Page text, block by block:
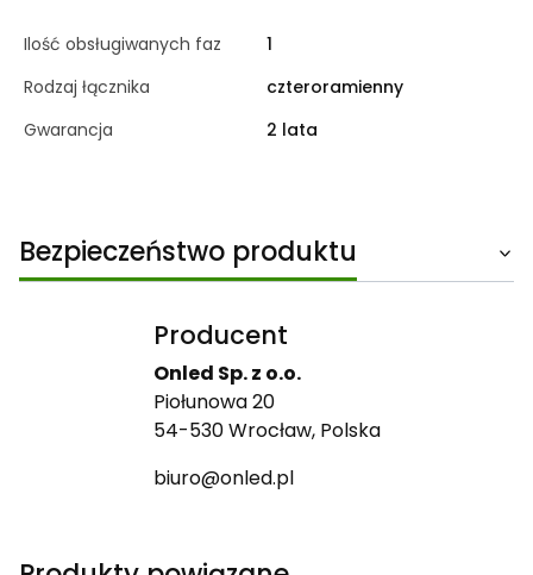
Ilość obsługiwanych faz
1
Rodzaj łącznika
czteroramienny
Gwarancja
2 lata
Bezpieczeństwo produktu
Producent
Onled Sp. z o.o.
Piołunowa 20
54-530 Wrocław, Polska
biuro@onled.pl